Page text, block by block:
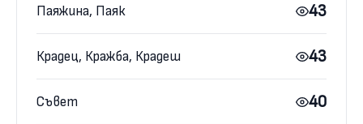
Паяжина, Паяк 43
Крадец, Кражба, Крадеш 43
Съвет 40